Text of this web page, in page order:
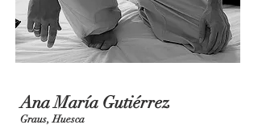
Ana María Gutiérrez
Graus, Huesca